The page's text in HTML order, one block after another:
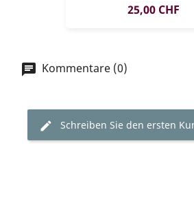
Preis
25,00 CHF
Kommentare (0)
Schreiben Sie den ersten